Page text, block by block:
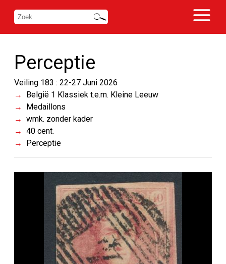
Perceptie
Veiling 183 : 22-27 Juni 2026
België 1 Klassiek t.e.m. Kleine Leeuw
Medaillons
wmk. zonder kader
40 cent.
Perceptie